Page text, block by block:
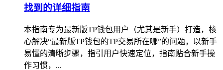
找到的详细指南
本指南专为最新版TP钱包用户（尤其是新手）打造，核
心解决“最新版TP钱包的TP交易所在哪”的问题，以新手
易懂的清晰步骤，指引用户快速定位，指南贴合新手操
作习惯，...